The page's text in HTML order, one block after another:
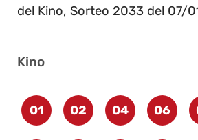
del Kino, Sorteo 2033 del 07/
Kino
01 02 04 06